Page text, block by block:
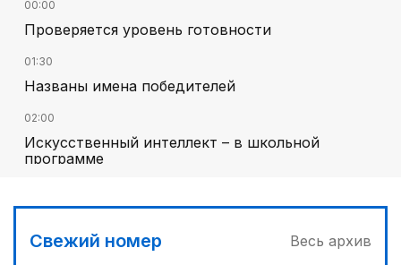
00:00
Проверяется уровень готовности
01:30
Названы имена победителей
02:00
Искусственный интеллект – в школьной
программе
В Карнаке открыт Дом дружбы
04:00
Свежий номер Весь архив